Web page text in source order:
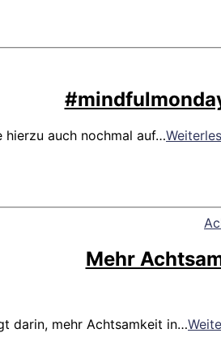
auch nochmal auf…
Mehr
darin, mehr Achtsamkeit in…